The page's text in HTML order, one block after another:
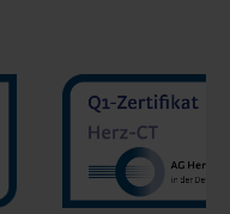
MVZ
Sakher
MVZ Radnet